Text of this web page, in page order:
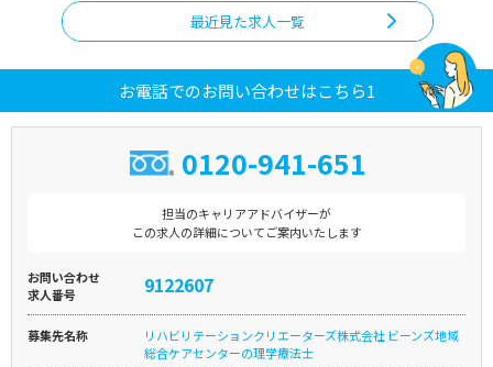
最近見た求人一覧
お電話でのお問い合わせはこちら1
0120-941-651
担当のキャリアアドバイザーが
この求人の詳細についてご案内いたします
お問い合わせ
求人番号
9122607
募集先名称
リハビリテーションクリエーターズ株式会社 ビーンズ地域
総合ケアセンターの理学療法士